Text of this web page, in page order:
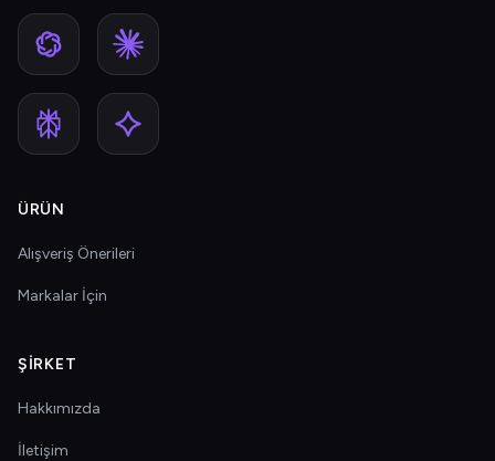
ÜRÜN
Alışveriş Önerileri
Markalar İçin
ŞIRKET
Hakkımızda
İletişim